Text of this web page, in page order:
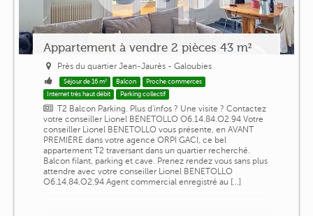
Appartement à vendre 2 pièces 43 m²
Près du quartier Jean-Jaurès - Galoubies
Séjour de 16 m² Balcon
Proche commerces
Internet très haut débit
Parking collectif
T2 Balcon Parking. Plus d'infos ? Une visite ? Contactez
votre conseiller Lionel BENETOLLO O6.14.84.O2.94 Votre
conseiller Lionel BENETOLLO vous présente, en AVANT
PREMIÈRE dans votre agence ORPI GACI, ce bel
appartement T2 traversant dans un quartier recherché.
Balcon filant, parking et cave. Prenez rendez vous sans plus
attendre avec votre conseiller Lionel BENETOLLO
O6.14.84.O2.94 Agent commercial enregistré au [...]